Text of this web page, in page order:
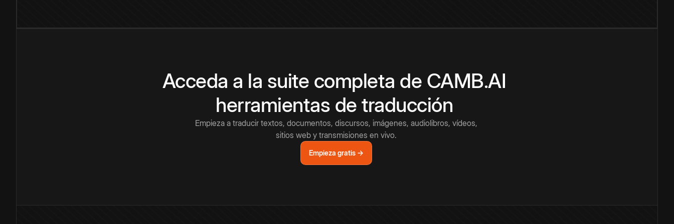
Acceda a la suite completa de CAMB.AI
herramientas de traducción
Empieza a traducir textos, documentos, discursos, imágenes, audiolibros, vídeos,
sitios web y transmisiones en vivo.
Empieza gratis →